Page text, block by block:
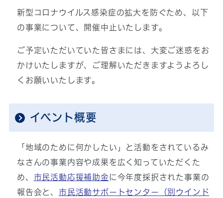
新型コロナウイルス感染症の拡大を防ぐため、以下
の事業について、開催中止いたします。
ご予定いただいていた皆さまには、大変ご迷惑をお
かけいたしますが、ご理解いただきますようよろし
くお願いいたします。
イベント概要
「地域のために何かしたい」と活動をされているみ
なさんの事業内容や成果を広く知っていただくた
め、 市民活動応援補助金に今年度採択された事業の
報告会と、 市民活動サポートセンター （別ウインド